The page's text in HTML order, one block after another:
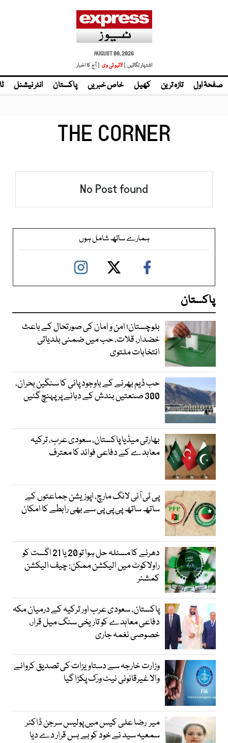
AUGUST 08, 2026
اشتہار لگائیں |
| آج کا اخبار
صفحۂ اول تازہ ترین کھیل خاص خبریں پاکستان انٹر نیشنل
THE CORNER
No Post found
ہمارے ساتھ شامل ہوں
پاکستان
بلوچستان؛ امن و امان کی صورتحال کے باعث
خضدار، قلات، حب میں ضمنی بلدیاتی
انتخابات ملتوی
حب ڈیم بھرنے کے باوجود پانی کا سنگین بحران،
300 صنعتیں بندش کے دہانے پر پہنچ گئیں
بھارتی میڈیا پاکستان، سعودی عرب، ترکیہ
معاہدے کے دفاعی فوائد کا معترف
پی ٹی آئی لانگ مارچ، اپوزیشن جماعتوں کے
ساتھ ساتھ پی پی پی سے بھی رابطے کا امکان
دھرنے کا مسئلہ حل ہوا تو 20 یا 21 اگست کو
راولاکوٹ میں الیکشن ممکن: چیف الیکشن
کمشنر
پاکستان، سعودی عرب اور ترکیہ کے درمیان مکہ
دفاعی معاہدے کو تاریخی سنگ میل قرار،
خصوصی نغمہ جاری
وزارت خارجہ سے دستاویزات کی تصدیق کروانے
والا غیرقانونی نیٹ ورک پکڑا گیا
میر رضا علی کیس میں پولیس سرجن ڈاکٹر
سمعیہ سید نے خود کو بے بس قرار دے دیا